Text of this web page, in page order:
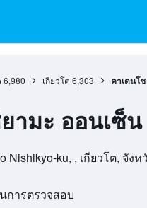
6,980 เกียวโต 6,303 คาเดนโ
ามะ ออนเซ็
Nishikyo-ku, , เกียวโต, จัง
การตรวจสอบ